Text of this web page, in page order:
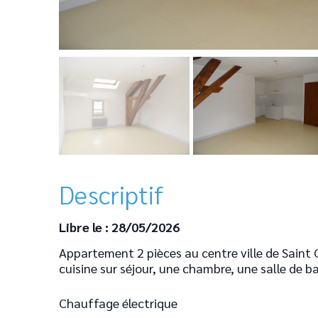
Descriptif
Libre le : 28/05/2026
Appartement 2 pièces au centre ville de Saint
cuisine sur séjour, une chambre, une salle de
Chauffage électrique